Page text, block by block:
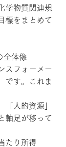
学物質関連規
標をまとめて
全体像
スフォーメー
です。これま
「人的資源」
軸足が移って
たり所得